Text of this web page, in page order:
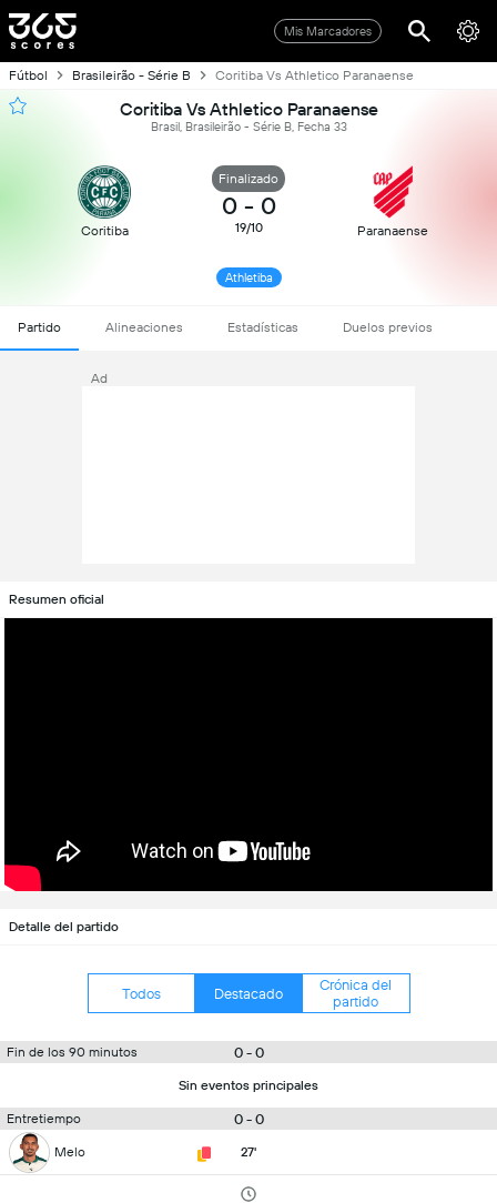
Mis Marcadores
Fútbol Brasileirão - Série B Coritiba Vs Athletico Paranaense
Coritiba Vs Athletico Paranaense
Brasil, Brasileirão - Série B, Fecha 33
Coritiba
Finalizado
0 - 0
19/10 Paranaense
Athletiba
Partido Alineaciones Estadísticas Duelos previos
Ad
Resumen oficial
Detalle del partido
Todos Destacado
Crónica del
partido
Fin de los 90 minutos 0 - 0
Sin eventos principales
Entretiempo 0 - 0
Melo 27'